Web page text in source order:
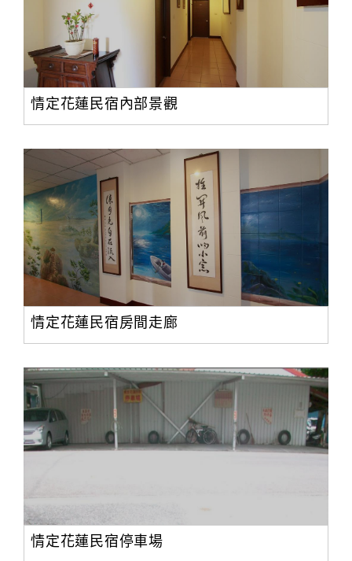
情定花蓮民宿內部景觀
情定花蓮民宿房間走廊
情定花蓮民宿停車場